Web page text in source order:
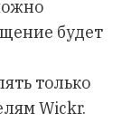
будет
только
Wickr.